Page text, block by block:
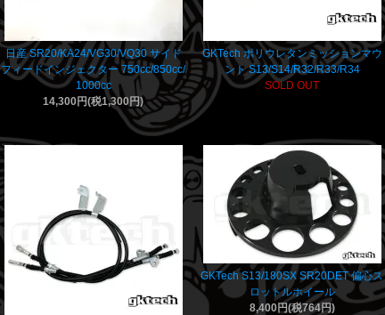
日産 SR20/KA24/VG30/VQ30 サイド
フィードインジェクター 750cc/850cc/
1000cc
14,300円(税1,300円)
GKTech ポリウレタンミッションマウ
ント S13/S14/R32/R33/R34
SOLD OUT
GKTech S13/180SX SR20DET 偏心ス
ロットルホイール
8,400円(税764円)